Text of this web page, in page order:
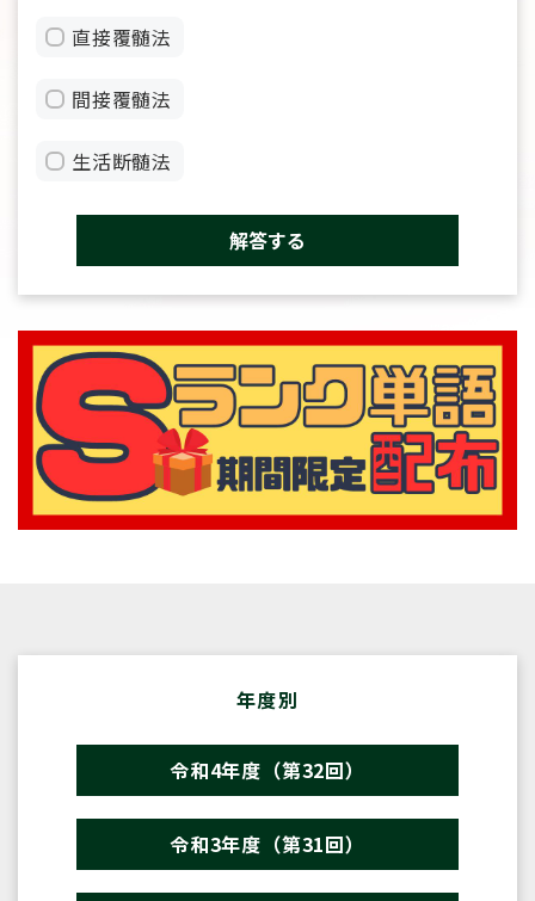
直接覆髄法
間接覆髄法
生活断髄法
解答する
年度別
令和4年度（第32回）
令和3年度（第31回）